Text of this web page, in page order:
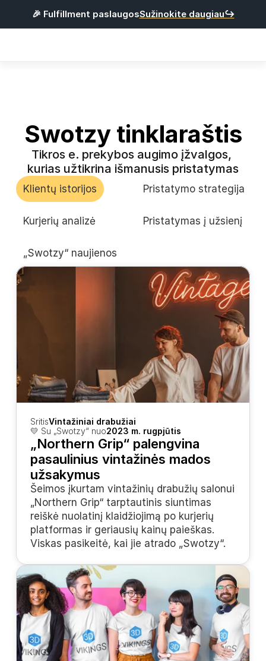
🎉 Fulfillment paslaugosSužinokite daugiau↪
Pris ijungti
otis
Lietuvių
Swotzy tinklaraštis
Tikros e. prekybos augimo įžvalgos,
kurias užtikrina išmanusis pristatymas
Klientų istorijos Pristatymo strategija
Kurjerių analizė Pristatymas į užsienį
„Swotzy“ naujienos
SritisVintažiniai drabužiai
💛 Su „Swotzy“ nuo2023 m. rugpjūtis
„Northern Grip“ palengvina
pasaulinius vintažinės mados
užsakymus
Šeimos įkurtam vintažinių drabužių salonui
„Northern Grip“ tarptautinis siuntimas
reiškė nuolatinį klaidžiojimą po kurjerių
platformas ir geriausių kainų paieškas.
Viskas pasikeitė, kai jie atrado „Swotzy“.